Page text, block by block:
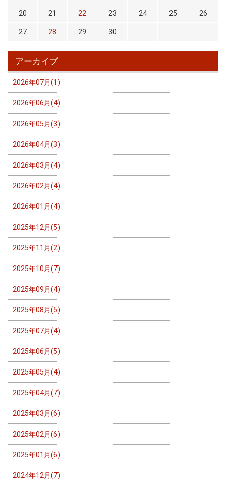
20 21 22 23 24 25 26
27 28 29 30
アーカイブ
2026年07月(1)
2026年06月(4)
2026年05月(3)
2026年04月(3)
2026年03月(4)
2026年02月(4)
2026年01月(4)
2025年12月(5)
2025年11月(2)
2025年10月(7)
2025年09月(4)
2025年08月(5)
2025年07月(4)
2025年06月(5)
2025年05月(4)
2025年04月(7)
2025年03月(6)
2025年02月(6)
2025年01月(6)
2024年12月(7)